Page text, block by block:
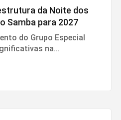
da Noite dos
Samba para 2027
do Grupo Especial
na
temática e na
carnaval